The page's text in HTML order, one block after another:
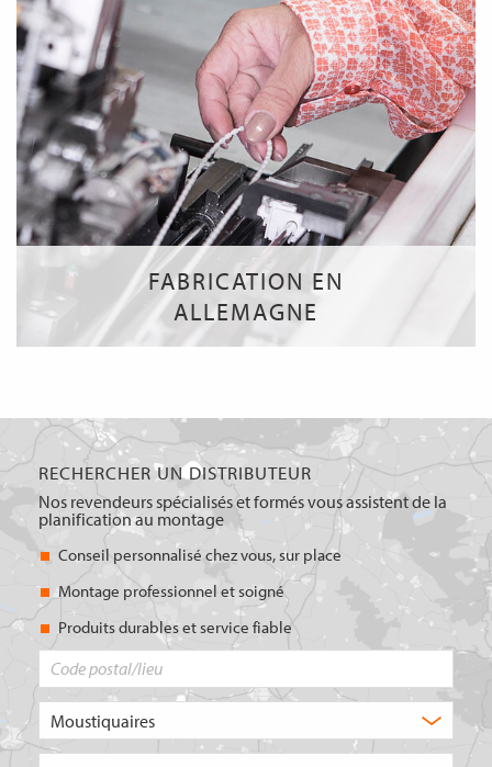
FABRICATION EN
ALLEMAGNE
RECHERCHER UN DISTRIBUTEUR
Nos revendeurs spécialisés et formés vous assistent de la
planification au montage
Conseil personnalisé chez vous, sur place
Montage professionnel et soigné
Produits durables et service fiable
de